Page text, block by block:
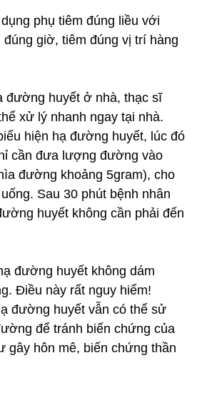
phụ tiêm đúng liều với
giờ, tiêm đúng vị trí hàng
đường huyết ở nhà, thạc sĩ
xử lý nhanh ngay tại nhà.
hiện hạ đường huyết, lúc đó
cần đưa lượng đường vào
đường khoảng 5gram), cho
Sau 30 phút bệnh nhân
huyết không cần phải đến
đường huyết không dám
Điều này rất nguy hiểm!
đường huyết vẫn có thể sử
để tránh biến chứng của
gây hôn mê, biến chứng thần